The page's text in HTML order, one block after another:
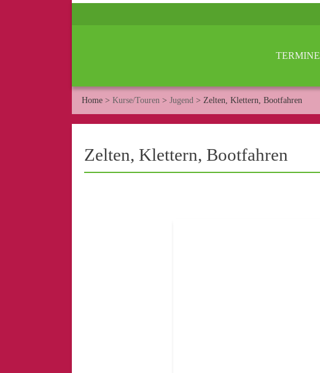
TERMINE
Home > Kurse/Touren > Jugend > Zelten, Klettern, Bootfahren
Zelten, Klettern, Bootfahren